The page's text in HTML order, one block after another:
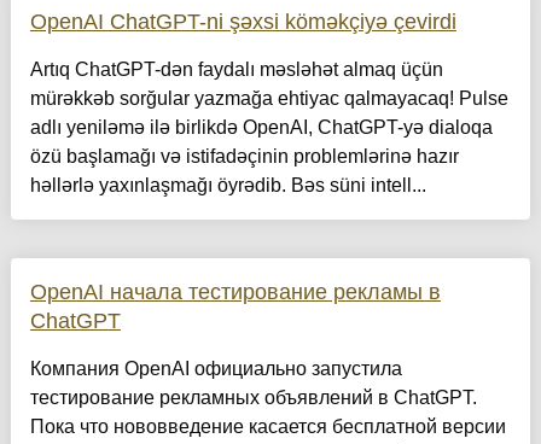
OpenAI ChatGPT-ni şəxsi köməkçiyə çevirdi
Artıq ChatGPT-dən faydalı məsləhət almaq üçün
mürəkkəb sorğular yazmağa ehtiyac qalmayacaq! Pulse
adlı yeniləmə ilə birlikdə OpenAI, ChatGPT-yə dialoqa
özü başlamağı və istifadəçinin problemlərinə hazır
həllərlə yaxınlaşmağı öyrədib. Bəs süni intell...
OpenAI начала тестирование рекламы в
ChatGPT
Компания OpenAI официально запустила
тестирование рекламных объявлений в ChatGPT.
Пока что нововведение касается бесплатной версии